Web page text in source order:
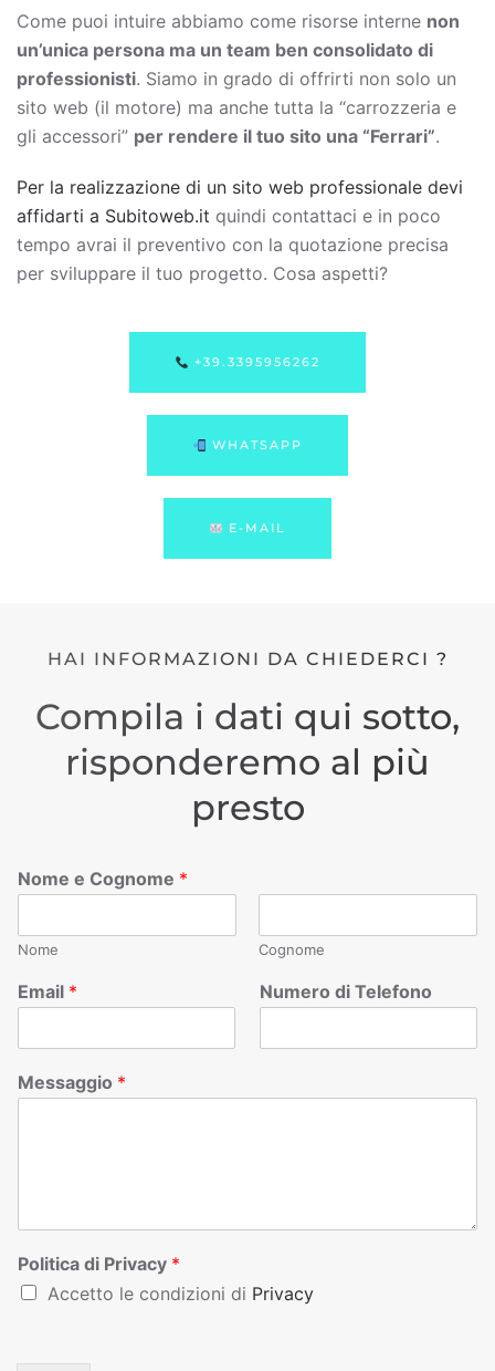
Come puoi intuire abbiamo come risorse interne non
un’unica persona ma un team ben consolidato di
professionisti. Siamo in grado di offrirti non solo un
sito web (il motore) ma anche tutta la “carrozzeria e
gli accessori” per rendere il tuo sito una “Ferrari”.
Per la realizzazione di un sito web professionale devi
affidarti a Subitoweb.it quindi contattaci e in poco
tempo avrai il preventivo con la quotazione precisa
per sviluppare il tuo progetto. Cosa aspetti?
+39.3395956262
WHATSAPP
E-MAIL
HAI INFORMAZIONI DA CHIEDERCI ?
Compila i dati qui sotto,
risponderemo al più
presto
Nome e Cognome *
Nome Cognome
Email * Numero di Telefono
Messaggio *
Politica di Privacy *
Accetto le condizioni di Privacy